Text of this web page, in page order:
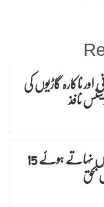
ناکارہ گاڑیوں کی
نافذ
یوحناآباد:بارشی پانی میں نہاتے ہوئے 15 بحق